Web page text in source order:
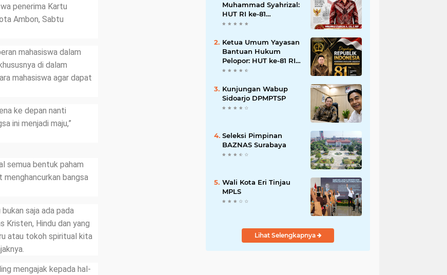
penerima Kartu
Ambon, Sabtu
mahasiswa dalam
di dalam
mahasiswa agar dapat
ke depan nanti
ini menjadi maju,”
semua bentuk paham
menghancurkan bangsa
saja ada pada
Kristen, Hindu dan yang
atau tokoh spiritual kita
mengajak kepada hal-
Muhammad Syahrizal:
HUT RI ke-81
Momentum
Persatuan dan
Keadilan bagi Seluruh
Rakyat Indonesia.
Ketua Umum Yayasan
Bantuan Hukum
Pelopor: HUT ke-81 RI
Momentum
Persatuan, dan
Pengabdian kepada
Masyarakat
Kunjungan Wabup
Sidoarjo DPMPTSP
Seleksi Pimpinan
BAZNAS Surabaya
Wali Kota Eri Tinjau
MPLS
Lihat Selengkapnya